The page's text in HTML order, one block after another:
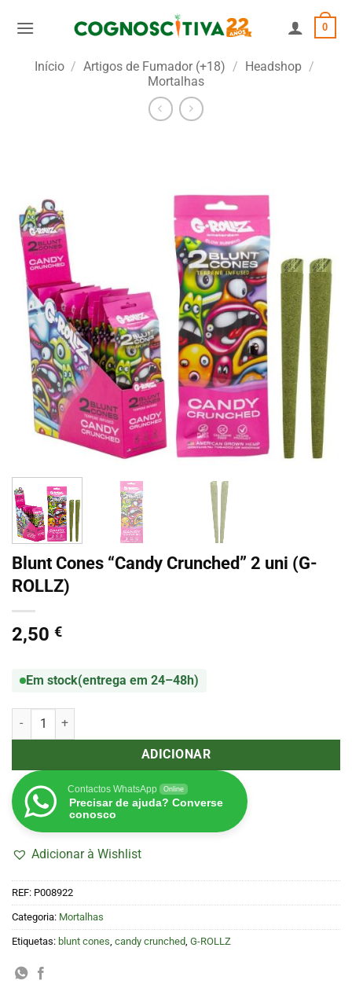
0
Início / Artigos de Fumador (+18) / Headshop /
Mortalhas
Blunt Cones “Candy Crunched” 2 uni (G-
ROLLZ)
2,50 €
Em stock(entrega em 24–48h)
Quantidade de Blunt Cones "Candy Crunched" 2 uni (G-ROLLZ)
ADICIONAR
Contactos WhatsApp Online
Precisar de ajuda? Converse
conosco
Adicionar à Wishlist
REF: P008922
Categoria: Mortalhas
Etiquetas: blunt cones candy crunched G-ROLLZ